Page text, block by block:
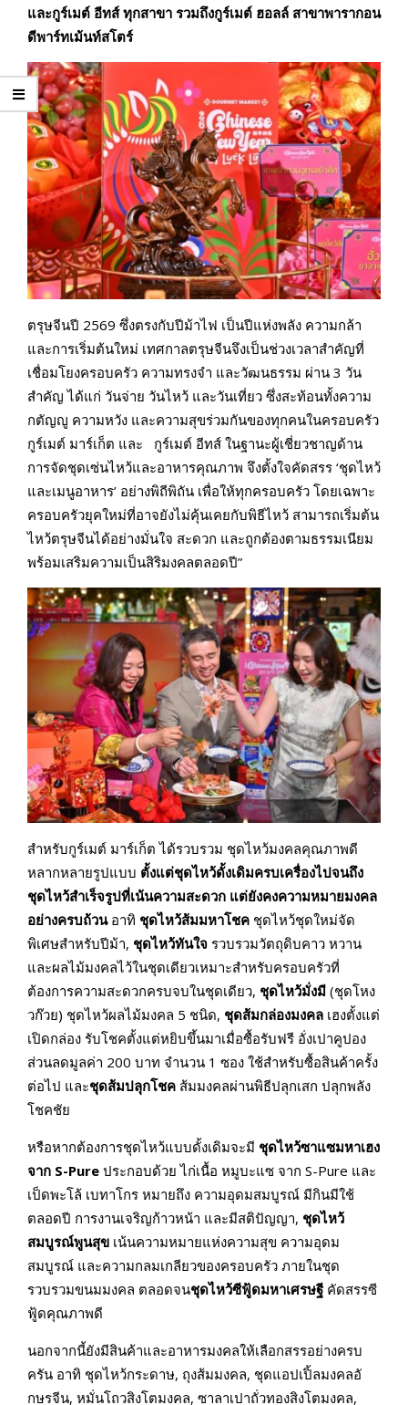
และกูร์เมต์ อีทส์ ทุกสาขา รวมถึงกูร์เมต์ ฮอลล์ สาขาพารากอน
ดีพาร์ทเม้นท์สโตร์
ตรุษจีนปี 2569 ซึ่งตรงกับปีม้าไฟ เป็นปีแห่งพลัง ความกล้า
และการเริ่มต้นใหม่ เทศกาลตรุษจีนจึงเป็นช่วงเวลาสำคัญที่
เชื่อมโยงครอบครัว ความทรงจำ และวัฒนธรรม ผ่าน 3 วัน
สำคัญ ได้แก่ วันจ่าย วันไหว้ และวันเที่ยว ซึ่งสะท้อนทั้งความ
กตัญญู ความหวัง และความสุขร่วมกันของทุกคนในครอบครัว
กูร์เมต์ มาร์เก็ต และ กูร์เมต์ อีทส์ ในฐานะผู้เชี่ยวชาญด้าน
การจัดชุดเซ่นไหว้และอาหารคุณภาพ จึงตั้งใจคัดสรร ‘ชุดไหว้
และเมนูอาหาร’ อย่างพิถีพิถัน เพื่อให้ทุกครอบครัว โดยเฉพาะ
ครอบครัวยุคใหม่ที่อาจยังไม่คุ้นเคยกับพิธีไหว้ สามารถเริ่มต้น
ไหว้ตรุษจีนได้อย่างมั่นใจ สะดวก และถูกต้องตามธรรมเนียม
พร้อมเสริมความเป็นสิริมงคลตลอดปี”
สำหรับกูร์เมต์ มาร์เก็ต ได้รวบรวม ชุดไหว้มงคลคุณภาพดี
หลากหลายรูปแบบ ตั้งแต่ชุดไหว้ดั้งเดิมครบเครื่องไปจนถึง
ชุดไหว้สำเร็จรูปที่เน้นความสะดวก แต่ยังคงความหมายมงคล
อย่างครบถ้วนอาทิ ชุดไหว้ส้มมหาโชค ชุดไหว้ชุดใหม่จัด
พิเศษสำหรับปีม้า, ชุดไหว้ทันใจ รวบรวมวัตถุดิบคาว หวาน
และผลไม้มงคลไว้ในชุดเดียวเหมาะสำหรับครอบครัวที่
ต้องการความสะดวกครบจบในชุดเดียว, ชุดไหว้มั่งมี (ชุดโหง
วก๊วย) ชุดไหว้ผลไม้มงคล 5 ชนิด, ชุดส้มกล่องมงคล เฮงตั้งแต่
เปิดกล่อง รับโชคตั้งแต่หยิบขึ้นมาเมื่อซื้อรับฟรี อั่งเปาคูปอง
ส่วนลดมูลค่า 200 บาท จำนวน 1 ซอง ใช้สำหรับซื้อสินค้าครั้ง
ต่อไป และชุดส้มปลุกโชค ส้มมงคลผ่านพิธีปลุกเสก ปลุกพลัง
โชคชัย
หรือหากต้องการชุดไหว้แบบดั้งเดิมจะมี ชุดไหว้ซาแซมหาเฮง
จาก S-Pure ประกอบด้วย ไก่เนื้อ หมูบะแซ จาก S-Pure และ
เป็ดพะโล้ เบทาโกร หมายถึง ความอุดมสมบูรณ์ มีกินมีใช้
ตลอดปี การงานเจริญก้าวหน้า และมีสติปัญญา, ชุดไหว้
สมบูรณ์พูนสุข เน้นความหมายแห่งความสุข ความอุดม
สมบูรณ์ และความกลมเกลียวของครอบครัว ภายในชุด
รวบรวมขนมมงคล ตลอดจนชุดไหว้ซีฟู้ดมหาเศรษฐี คัดสรรซี
ฟู้ดคุณภาพดี
นอกจากนี้ยังมีสินค้าและอาหารมงคลให้เลือกสรรอย่างครบ
ครัน อาทิ ชุดไหว้กระดาษ, ถุงส้มมงคล, ชุดแอปเปิ้ลมงคลอั
กษรจีน, หมั่นโถวสิงโตมงคล, ซาลาเปาถั่วทองสิงโตมงคล,